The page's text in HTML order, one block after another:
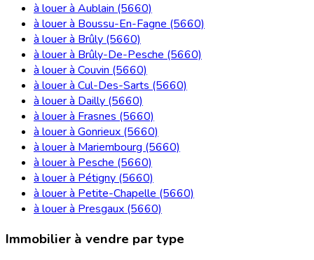
à louer à Aublain (5660)
à louer à Boussu-En-Fagne (5660)
à louer à Brûly (5660)
à louer à Brûly-De-Pesche (5660)
à louer à Couvin (5660)
à louer à Cul-Des-Sarts (5660)
à louer à Dailly (5660)
à louer à Frasnes (5660)
à louer à Gonrieux (5660)
à louer à Mariembourg (5660)
à louer à Pesche (5660)
à louer à Pétigny (5660)
à louer à Petite-Chapelle (5660)
à louer à Presgaux (5660)
Immobilier à vendre par type